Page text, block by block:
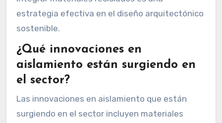
estrategia efectiva en el diseño arquitectónico
sostenible.
¿Qué innovaciones en
aislamiento están surgiendo en
el sector?
Las innovaciones en aislamiento que están
surgiendo en el sector incluyen materiales